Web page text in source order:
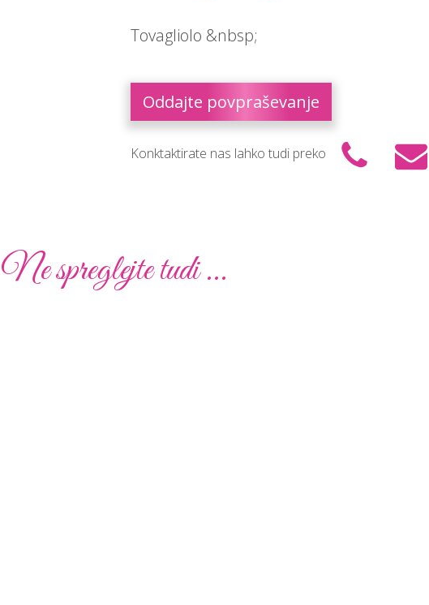
Tovagliolo &nbsp;
Oddajte povpraševanje
Konktaktirate nas lahko tudi preko
Ne spreglejte tudi ...